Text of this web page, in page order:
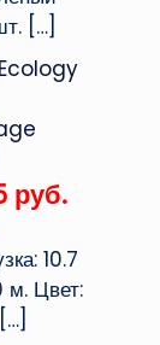
[…]
руб.
10.7
м. Цвет:
[…]